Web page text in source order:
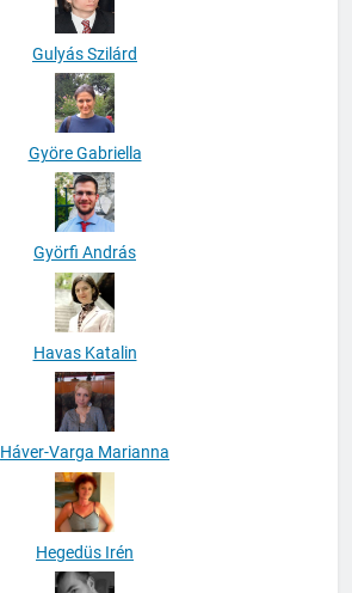
Gulyás Szilárd
Györe Gabriella
Györfi András
Havas Katalin
Háver-Varga Marianna
Hegedüs Irén